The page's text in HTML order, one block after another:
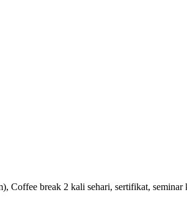
Coffee break 2 kali sehari, sertifikat,